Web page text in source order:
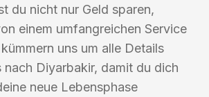
du nicht nur Geld sparen,
einem umfangreichen Service
uns um alle Details
nach Diyarbakir, damit du dich
neue Lebensphase